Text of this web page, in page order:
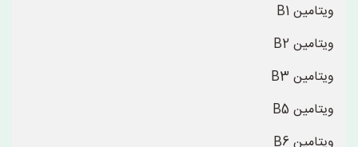
ویتامین B1
ویتامین B2
ویتامین B3
ویتامین B5
ویتامین B6